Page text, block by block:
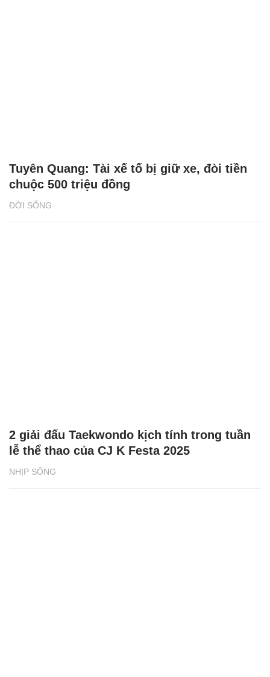
ĐỜI SỐNG
Tuyên Quang: Tài xế tố bị giữ xe, đòi tiền
chuộc 500 triệu đồng
NHỊP SỐNG
2 giải đấu Taekwondo kịch tính trong tuần
lễ thể thao của CJ K Festa 2025